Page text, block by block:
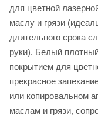
для цветной
маслу и грязи
длительного срока
руки). Белый
покрытием для
прекрасное
или копировальном
маслам и грязи,